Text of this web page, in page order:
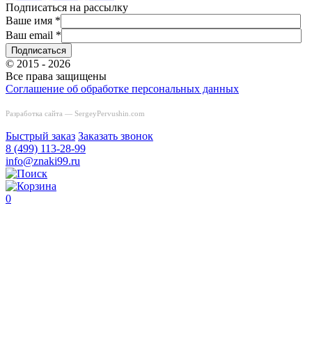
Подписаться на рассылку
Ваше имя *
Ваш email *
© 2015 - 2026
Все права защищены
Соглашение об обработке персональных данных
Разработка сайта — SergeyPervushin.com
Быстрый заказ Заказать звонок
8 (499) 113-28-99
info@znaki99.ru
0